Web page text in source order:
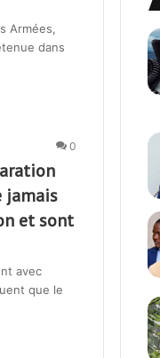
Armées,
dans
0
jamais
et sont
avec
que le